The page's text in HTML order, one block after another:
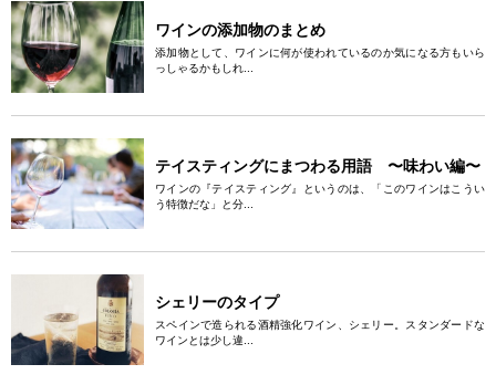
ワインの添加物のまとめ
添加物として、ワインに何が使われているのか気になる方もいら
っしゃるかもしれ...
テイスティングにまつわる用語 〜味わい編〜
ワインの『テイスティング』というのは、「このワインはこうい
う特徴だな」と分...
シェリーのタイプ
スペインで造られる酒精強化ワイン、シェリー。スタンダードな
ワインとは少し違...